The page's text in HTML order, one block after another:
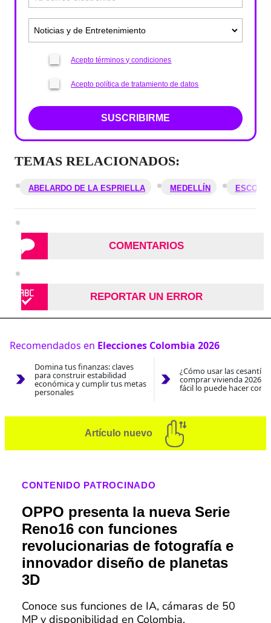
Acepto términos y condiciones
Acepto política de tratamiento de datos
SUSCRIBIRME
TEMAS RELACIONADOS:
ABELARDO DE LA ESPRIELLA MEDELLÍN
COMENTARIOS
REPORTAR UN ERROR
Recomendados en Elecciones Colombia 2026
Domina tus finanzas: claves
para construir estabilidad
económica y cumplir tus metas
personales
¿Cómo usar las
comprar vivienda 2026?
fácil lo puede hacer con
Artículo nuevo
CONTENIDO PATROCINADO
OPPO presenta la nueva Serie
Reno16 con funciones
revolucionarias de fotografía e
innovador diseño de planetas
3D
Conoce sus funciones de IA, cámaras de 50
MP y disponibilidad en Colombia.